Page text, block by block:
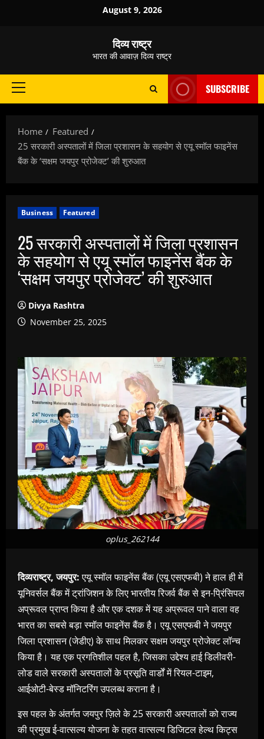
August 9, 2026
दिव्य राष्ट्र
भारत की आवाज़ दिव्य राष्ट्र
Primary
SUBSCRIBE
Home
Featured
25 सरकारी अस्पतालों में जिला प्रशासन के सहयोग से एयू स्मॉल फाइनेंस
बैंक के ‘सक्षम जयपुर प्रोजेक्ट’ की शुरुआत
Business Featured
25 सरकारी अस्पतालों में जिला प्रशासन
के सहयोग से एयू स्मॉल फाइनेंस बैंक के
‘सक्षम जयपुर प्रोजेक्ट’ की शुरुआत
Divya Rashtra
November 25, 2025
oplus_262144
दिव्यराष्ट्र, जयपुर:एयू स्मॉल फाइनेंस बैंक (एयू एसएफबी) ने हाल ही में
यूनिवर्सल बैंक में ट्रांजिशन के लिए भारतीय रिजर्व बैंक से इन-प्रिंसिपल
अप्रूवल प्राप्त किया है और एक दशक में यह अप्रूवल पाने वाला वह
भारत का सबसे बड़ा स्मॉल फाइनेंस बैंक है। एयू एसएफबी ने जयपुर
जिला प्रशासन (जेडीए) के साथ मिलकर सक्षम जयपुर प्रोजेक्ट लॉन्च
किया है। यह एक प्रगतिशील पहल है, जिसका उद्देश्य हाई डिलीवरी-
लोड वाले सरकारी अस्पतालों के प्रसूति वार्डों में रियल-टाइम,
आईओटी-बेस्ड मॉनिटरिंग उपलब्ध कराना है।
इस पहल के अंतर्गत जयपुर ज़िले के 25 सरकारी अस्पतालों को राज्य
की प्रमुख ई-वात्सल्य योजना के तहत वात्सल्य डिजिटल हेल्थ किट्स